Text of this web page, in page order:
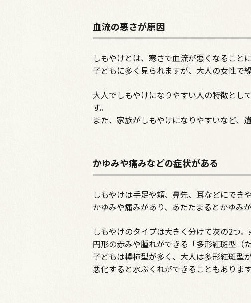
血流の悪さが原因
しもやけとは、寒さで血流が悪くなること
子どもに多く見られますが、大人の女性で
大人でしもやけになりやすい人の特徴とし
す。
また、家族がしもやけになりやすいなど、
かゆみや痛みなどの症状がある
しもやけは手足や頬、鼻先、耳などにでき
かゆみや痛みがあり、あたたまるとかゆみ
しもやけのタイプは大きく分けて次の2つ
円形の赤みや腫れができる「多形紅斑型（
子どもは樽柿型が多く、大人は多形紅斑型
悪化すると水ぶくれができることもあります